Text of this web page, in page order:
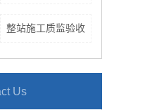
整站施工质监验收
Us